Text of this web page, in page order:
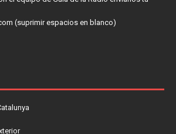
(suprimir espacios en blanco)